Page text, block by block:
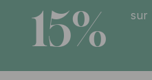
15%
sur